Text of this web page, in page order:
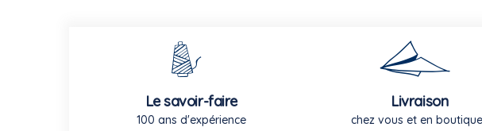
Le savoir-faire
100 ans d'expérience
Livraison
chez vous et en